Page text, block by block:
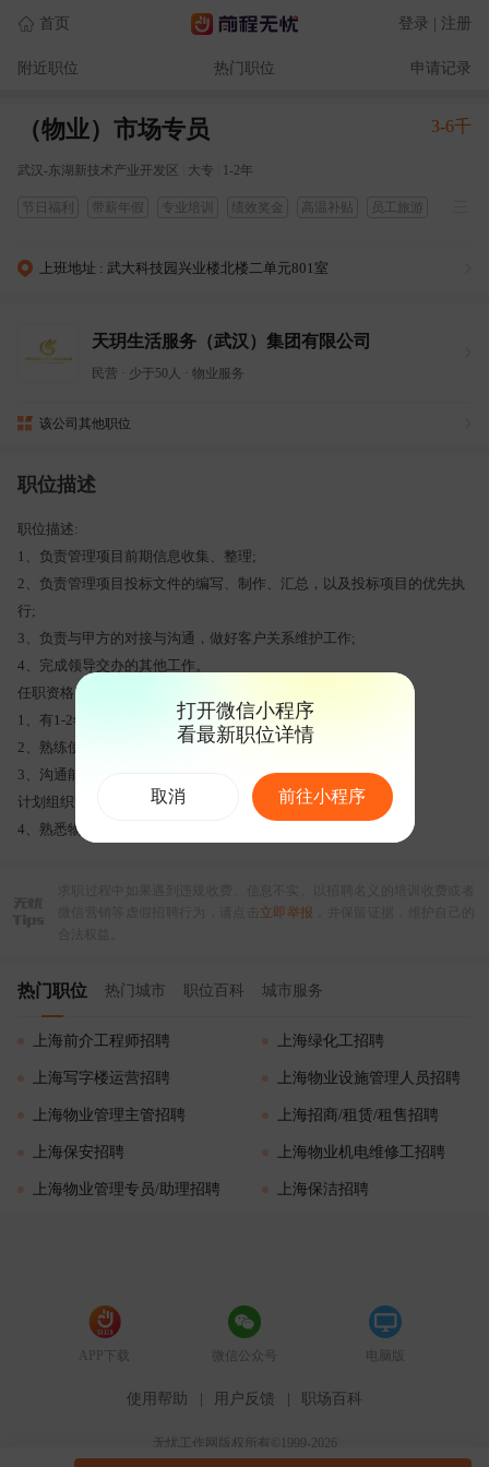
首页 登录 | 注册
附近职位 热门职位 申请记录
（物业）市场专员 3-6千
武汉-东湖新技术产业开发区 大专 1-2年
节日福利 带薪年假 专业培训 绩效奖金 高温补贴
员工旅游
上班地址 : 武大科技园兴业楼北楼二单元801室
天玥生活服务（武汉）集团有限公司
民营 少于50人 物业服务
该公司其他职位
职位描述
职位描述:
1、负责管理项目前期信息收集、整理;
2、负责管理项目投标文件的编写、制作、汇总，以及投标项目的优先执
行;
3、负责与甲方的对接与沟通，做好客户关系维护工作;
4、完成领导交办的其他工作。
任职资格:
1、有1-2年标书制作工作经验;
2、熟练使用ofce,ps等软件;
3、沟通能力强，灵活，具备良好的沟通协调能力、
计划组织能力;
4、熟悉物业市场业务优先;
立即举报
热门职位 热门城市 职位百科 城市服务
上海前介工程师招聘 上海绿化工招聘
上海写字楼运营招聘 上海物业设施管理人员招聘
上海物业管理主管招聘 上海招商/租赁/租售招聘
上海保安招聘 上海物业机电维修工招聘
上海物业管理专员/助理招聘 上海保洁招聘
打开微信小程序
看最新职位详情
取消 前往小程序
APP下载 微信公众号 电脑版
使用帮助 用户反馈 职场百科
无忧工作网版权所有©1999-2026